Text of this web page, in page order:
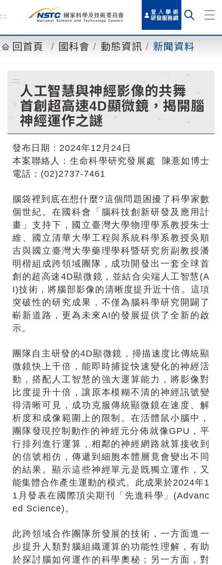
主
容
:::
回首頁 國科會 動態資訊 新聞資料
:::
人工智慧與神經影像的共舞
首創超高速4D顯微鏡，揭開腦
神經運作之謎
發布日期：2024年12月24日
本案聯絡人：生命科學研究發展處 陳薏如博士
電話：(02)2737-7461
腦袋裡到底在想什麼?這個問題困擾了科學家數
個世紀。在國科會「腦科技創新研發及應用計
畫」支持下，國立臺灣大學物理學系教授朱士
維、國立清華大學工程與系統科學系教授吳順
吉與國立臺灣大學藥理學科暨研究所副教授潘
明楷組成跨領域團隊，成功開發出一套全球首
創的超高速4D顯微鏡，並結合尖端人工智慧(A
I)技術，將腦部影像的清晰度提升近十倍。這項
突破性的研究成果，不僅為腦科學研究開闢了
嶄新道路，更為未來AI的發展提供了全新的啟
示。
團隊自主研發的4D顯微鏡，掃描速度比傳統顯
微鏡快上千倍，能即時捕捉快速變化的神經活
動，搭配人工智慧的強大運算能力，將影像對
比度提升十倍，讓原本模糊不清的神經訊號變
得清晰可見，成功克服傳統顯微鏡在速度、解
析度和成像範圍上的限制。在活體鼠小腦中，
團隊發現控制動作的神經元分佈就像GPU，平
行排列進行運算，相鄰的神經網路就算接收到
的信號相仿，傳遞到細胞本體層竟會變出不同
的結果。顯示這些神經單元是既獨立運作，又
能集體合作產生運動的模式。此成果於2024年1
1月發表在國際頂尖期刊「先進科學」(Advanc
ed Science)。
此跨領域合作團隊所發展的技術，一方面進一
步提升人類對腦組織運算的功能性理解，有助
於探討腦如何運作的科學奧秘；另一方面，對